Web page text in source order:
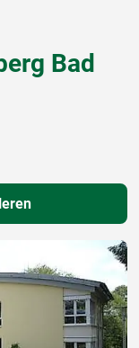
Bad